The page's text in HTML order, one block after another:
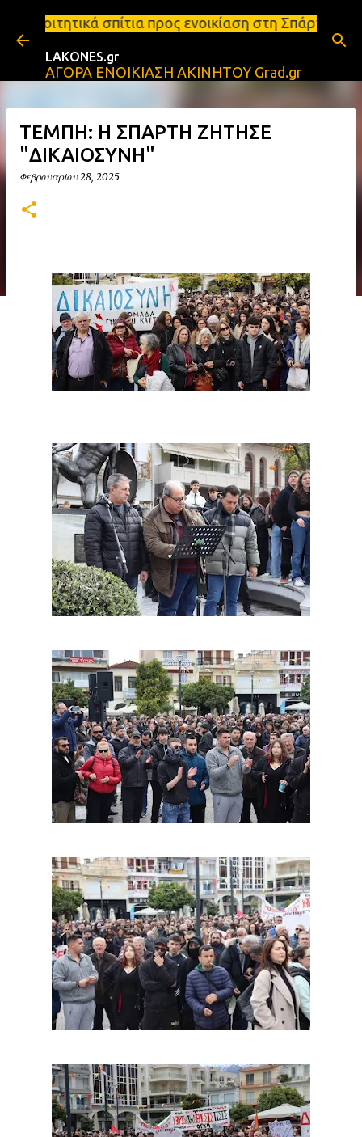
Μετάβαση στο κύριο περιεχόμενο
προς ενοικίαση στη Σπάρτη Ενοικιάσεις
LAKONES.gr
ΑΓΟΡΑ ΕΝΟΙΚΙΑΣΗ ΑΚΙΝΗΤΟΥ Grad.gr
ΤΕΜΠΗ: Η ΣΠΑΡΤΗ ΖΗΤΗΣΕ
"ΔΙΚΑΙΟΣΥΝΗ"
Φεβρουαρίου 28, 2025